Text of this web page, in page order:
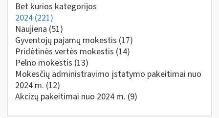
Bet kurios kategorijos
2024 (221)
Naujiena (51)
Gyventojų pajamų mokestis (17)
Pridėtinės vertės mokestis (14)
Pelno mokestis (13)
Mokesčių administravimo įstatymo pakeitimai nuo
2024 m. (12)
Akcizų pakeitimai nuo 2024 m. (9)